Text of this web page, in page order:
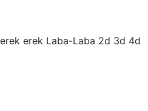
erek Laba-Laba 2d 3d 4d